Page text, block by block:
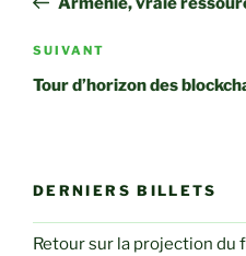
l’article
Article
suivant
SUIVANT
Tour d’horizon des
DERNIERS BILLETS
Retour sur la projection du